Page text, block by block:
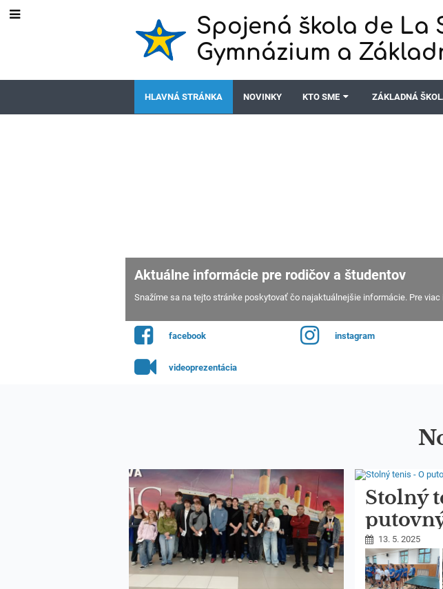
Spojená škola de La
Gymnázium a
HLAVNÁ STRÁNKA NOVINKY KTO SME ZÁKLADNÁ
Aktuálne informácie pre rodičov a študentov
Snažíme sa na tejto stránke poskytovať čo najaktuálnejšie informácie. Pre
facebook instagram
videoprezentácia
Stolný
Jána
13. 5. 2025